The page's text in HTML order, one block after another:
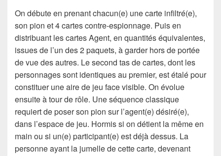
On débute en prenant chacun(e) une carte infiltré(e),
son pion et 4 cartes contre-espionnage. Puis en
distribuant les cartes Agent, en quantités équivalentes,
issues de l’un des 2 paquets, à garder hors de portée
de vue des autres. Le second tas de cartes, dont les
personnages sont identiques au premier, est étalé pour
constituer une aire de jeu face visible. On évolue
ensuite à tour de rôle. Une séquence classique
requiert de poser son pion sur l’agent(e) désiré(e),
dans l’espace de jeu. Hormis si on détient la même en
main ou si un(e) participant(e) est déjà dessus. La
personne ayant la jumelle de cette carte, devenant